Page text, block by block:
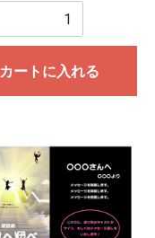
カートに入れる